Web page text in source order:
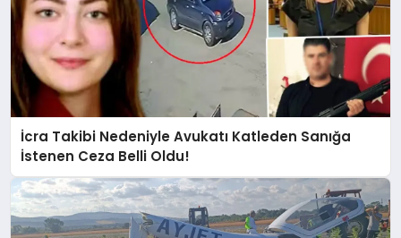
İcra Takibi Nedeniyle Avukatı Katleden Sanığa
İstenen Ceza Belli Oldu!